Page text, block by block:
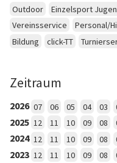
Outdoor
Einzelsport
Vereinsservice
Personal/
Bildung
click-TT
Zeitraum
2026 07 06 05 04 03
2025 12 11 10 09 08
2024 12 11 10 09 08
2023 12 11 10 09 08